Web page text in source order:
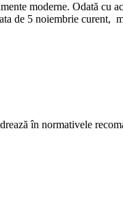
moderne. Odată cu
de 5 noiembrie
în normativele